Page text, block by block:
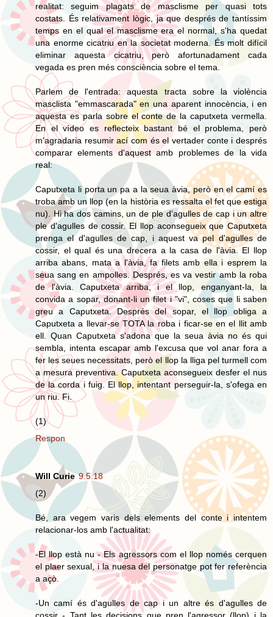
realitat: seguim plagats de masclisme per quasi tots
costats. És relativament lògic, ja que després de tantíssim
temps en el qual el masclisme era el normal, s'ha quedat
una enorme cicatriu en la societat moderna. És molt difícil
eliminar aquesta cicatriu, però afortunadament cada
vegada es pren més consciència sobre el tema.
Parlem de l'entrada: aquesta tracta sobre la violència
masclista "emmascarada" en una aparent innocència, i en
aquesta es parla sobre el conte de la caputxeta vermella.
En el vídeo es reflecteix bastant bé el problema, però
m'agradaria resumir ací com és el vertader conte i després
comparar elements d'aquest amb problemes de la vida
real:
Caputxeta li porta un pa a la seua àvia, però en el camí es
troba amb un llop (en la història es ressalta el fet que estiga
nu). Hi ha dos camins, un de ple d'agulles de cap i un altre
ple d'agulles de cossir. El llop aconsegueix que Caputxeta
prenga el d'agulles de cap, i aquest va pel d'agulles de
cossir, el qual és una drecera a la casa de l'àvia. El llop
arriba abans, mata a l'àvia, fa filets amb ella i esprem la
seua sang en ampolles. Després, es va vestir amb la roba
de l'àvia. Caputxeta arriba, i el llop, enganyant-la, la
convida a sopar, donant-li un filet i "vi", coses que li saben
greu a Caputxeta. Després del sopar, el llop obliga a
Caputxeta a llevar-se TOTA la roba i ficar-se en el llit amb
ell. Quan Caputxeta s'adona que la seua àvia no és qui
sembla, intenta escapar amb l'excusa que vol anar fora a
fer les seues necessitats, però el llop la lliga pel turmell com
a mesura preventiva. Caputxeta aconsegueix desfer el nus
de la corda i fuig. El llop, intentant perseguir-la, s'ofega en
un riu. Fi.
(1)
Respon
Will Curie 9.5.18
(2)
Bé, ara vegem varis dels elements del conte i intentem
relacionar-los amb l'actualitat:
-El llop està nu - Els agressors com el llop només cerquen
el plaer sexual, i la nuesa del personatge pot fer referència
a açò.
-Un camí és d'agulles de cap i un altre és d'agulles de
cossir - Tant les decisions que pren l'agressor (llop) i la